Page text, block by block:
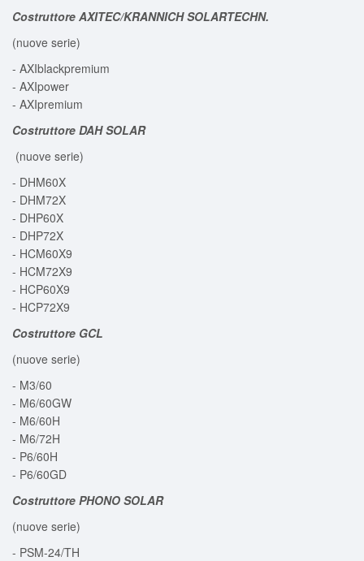
Costruttore AXITEC/KRANNICH SOLARTECHN.
(nuove serie)
- AXIblackpremium
- AXIpower
- AXIpremium
Costruttore DAH SOLAR
(nuove serie)
- DHM60X
- DHM72X
- DHP60X
- DHP72X
- HCM60X9
- HCM72X9
- HCP60X9
- HCP72X9
Costruttore GCL
(nuove serie)
- M3/60
- M6/60GW
- M6/60H
- M6/72H
- P6/60H
- P6/60GD
Costruttore PHONO SOLAR
(nuove serie)
- PSM-24/TH